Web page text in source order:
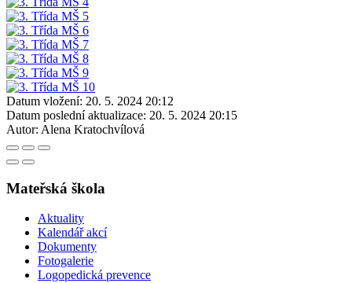
Datum vložení: 20. 5. 2024 20:12
Datum poslední aktualizace: 20. 5. 2024 20:15
Autor: Alena Kratochvílová
Mateřská škola
Aktuality
Kalendář akcí
Dokumenty
Fotogalerie
Logopedická prevence